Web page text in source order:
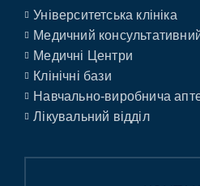
Університетська клініка
Медичний
Медичні Центри
Клінічні бази
Навчально-виробнича
Лікувальний відділ